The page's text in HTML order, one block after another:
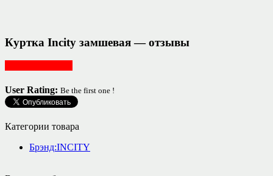
Куртка Incity замшевая — отзывы
User Rating: Be the first one !
Категории товара
Брэнд:INCITY